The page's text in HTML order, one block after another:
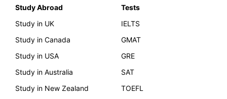
Study Abroad
Study in UK
Study in Canada
Study in USA
Study in Australia
Study in New Zealand
Tests
IELTS
GMAT
GRE
SAT
TOEFL